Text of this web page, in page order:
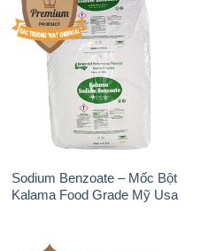
Sodium Benzoate – Mốc Bột
Kalama Food Grade Mỹ Usa